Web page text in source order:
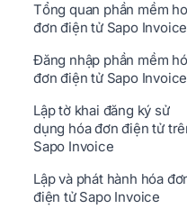
Tổng quan phần mềm
đơn điện tử Sapo Invoice
Đăng nhập phần mềm
đơn điện tử Sapo Invoice
Lập tờ khai đăng ký sử
dụng hóa đơn điện tử
Sapo Invoice
Lập và phát hành hóa
điện tử Sapo Invoice